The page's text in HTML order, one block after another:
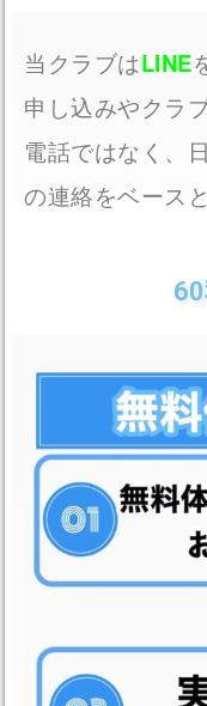
当クラブはLINE
申し込みやクラ
電話ではなく、
の連絡をベース